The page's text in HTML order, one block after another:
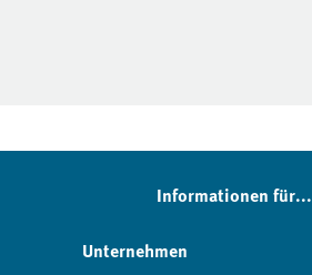
Informationen für...
Unternehmen